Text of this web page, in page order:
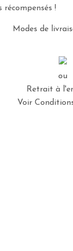
!
Modes de
ou
Retrait à
Voir